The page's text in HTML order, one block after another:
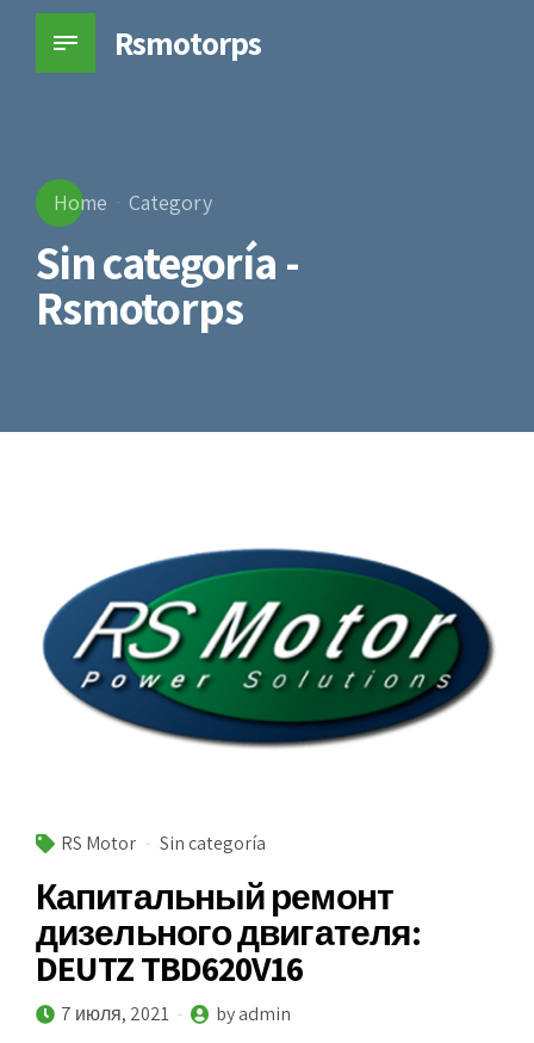
Rsmotorps
Home Category
Sin categoría -
Rsmotorps
RS Motor Sin categoría
Капитальный ремонт
дизельного двигателя:
DEUTZ TBD620V16
7 июля, 2021 by admin